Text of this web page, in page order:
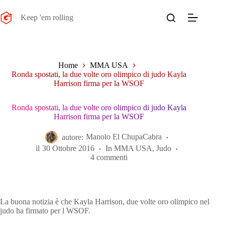
al
contenuto
Keep 'em rolling
Home
MMA USA
Ronda spostati, la due volte oro olimpico di judo Kayla
Harrison firma per la WSOF
Ronda spostati, la due volte oro olimpico di judo Kayla
Harrison firma per la WSOF
autore: Manolo El ChupaCabra
il 30 Ottobre 2016 In MMA USA, Judo
4 commenti
La buona notizia è che Kayla Harrison, due volte oro olimpico nel
judo ha firmato per l WSOF.